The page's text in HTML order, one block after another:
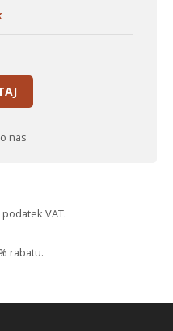
nas
VAT.
rabatu.